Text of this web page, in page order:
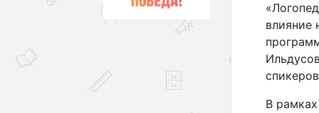
влияние
В